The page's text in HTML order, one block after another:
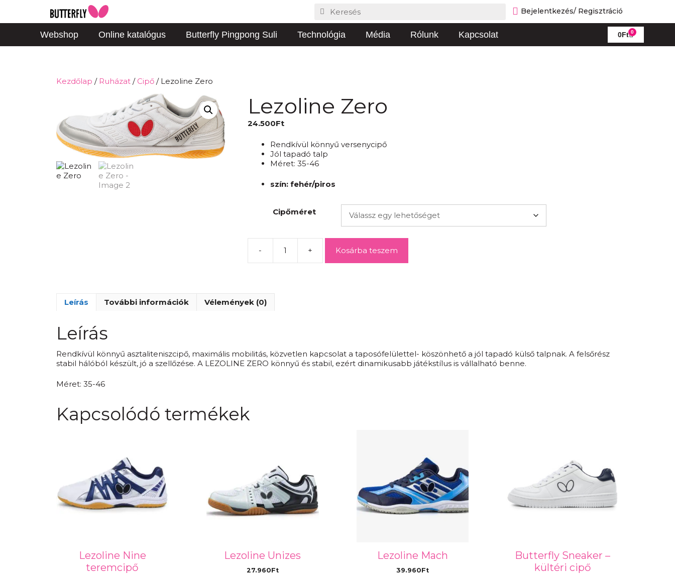
Bejelentkezés/ Regisztráció
Webshop Online katalógus Butterfly Pingpong Suli Technológia Média Rólunk Kapcsolat 0Ft 0
Kezdőlap / Ruházat / Cipő / Lezoline Zero
Lezoline Zero
24.500Ft
Rendkívül könnyű versenycipő
Jól tapadó talp
Méret: 35-46
szín: fehér/piros
Cipőméret
- + Kosárba teszem
Leírás További információk Vélemények (0)
Leírás
Rendkívül könnyű asztaliteniszcipő, maximális mobilitás, közvetlen kapcsolat a taposófelülettel- köszönhető a jól tapadó külső talpnak. A felsőrész
stabil hálóból készült, jó a szellőzése. A LEZOLINE ZERO könnyű és stabil, ezért dinamikusabb játékstílus is vállalható benne.
Méret: 35-46
Kapcsolódó termékek
Lezoline Nine
teremcipő
Lezoline Unizes
27.960Ft
Lezoline Mach
39.960Ft
Butterfly Sneaker –
kültéri cipő